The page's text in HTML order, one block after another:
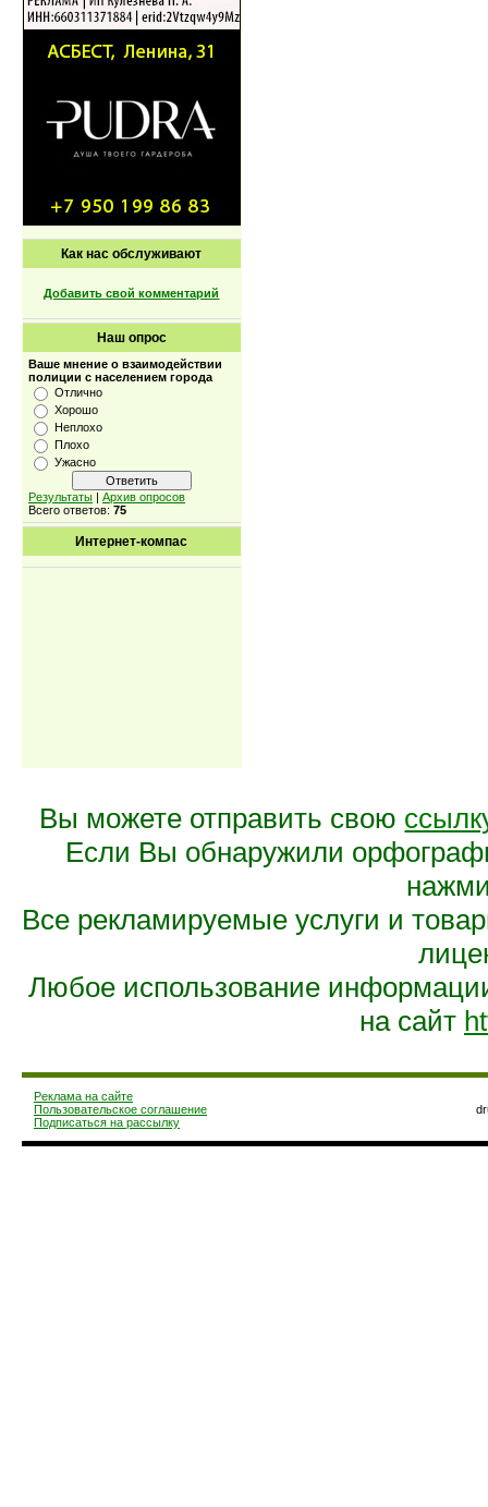
Как нас обслуживают
Добавить свой комментарий
Наш опрос
Ваше мнение о взаимодействии
полиции с населением города
Отлично
Хорошо
Неплохо
Плохо
Ужасно
Результаты | Архив опросов
Всего ответов: 75
Интернет-компас
Вы можете отправить свою
Если Вы обнаружили
Все рекламируемые услуги и
Любое использование
на сайт
Реклама на сайте
Пользовательское соглашение
Подписаться на рассылку